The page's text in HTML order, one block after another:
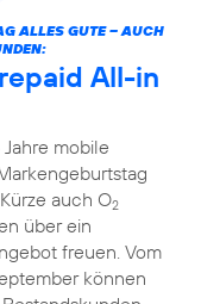
ALLES GUTE – AUCH
All-in
Jahre mobile
auch O2
über ein
freuen. Vom
können